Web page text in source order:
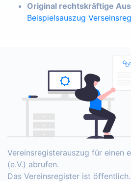
Original rechtskräftige
Beispielsauszug
Vereinsregisterauszug für einen
(e.V.) abrufen.
Das Vereinsregister ist